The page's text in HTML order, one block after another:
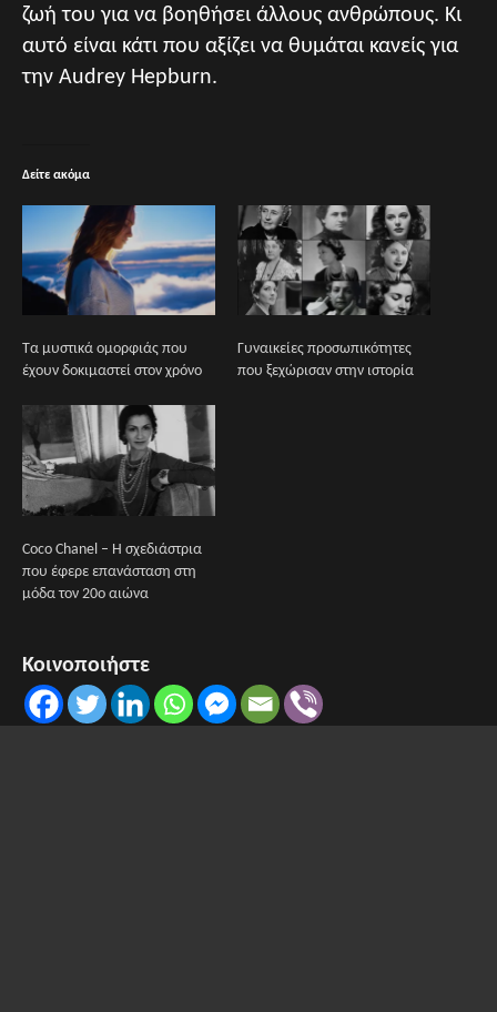
ζωή του για να βοηθήσει άλλους ανθρώπους. Κι
αυτό είναι κάτι που αξίζει να θυμάται κανείς για
την Audrey Hepburn.
Δείτε ακόμα
Τα μυστικά ομορφιάς που
έχουν δοκιμαστεί στον χρόνο
Γυναικείες προσωπικότητες
που ξεχώρισαν στην ιστορία
Coco Chanel – Η σχεδιάστρια
που έφερε επανάσταση στη
μόδα τον 20ο αιώνα
Κοινοποιήστε